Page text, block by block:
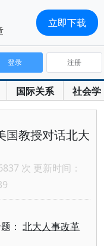
国际关系 社会学
登录 注册
国教授对话北大
次 更新时间：
题：北大人事改革
立即下载